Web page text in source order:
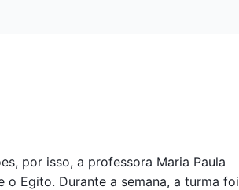
por isso, a professora Maria Paula
Egito. Durante a semana, a turma foi